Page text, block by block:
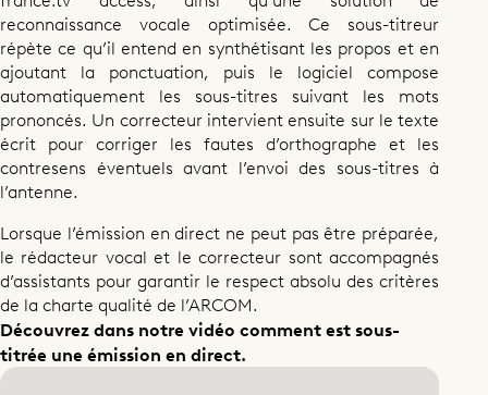
reconnaissance vocale optimisée. Ce sous-titreur
répète ce qu’il entend en synthétisant les propos et en
ajoutant la ponctuation, puis le logiciel compose
automatiquement les sous-titres suivant les mots
prononcés. Un correcteur intervient ensuite sur le texte
écrit pour corriger les fautes d’orthographe et les
contresens éventuels avant l’envoi des sous-titres à
l’antenne.
Lorsque l’émission en direct ne peut pas être préparée,
le rédacteur vocal et le correcteur sont accompagnés
d’assistants pour garantir le respect absolu des critères
de la charte qualité de l’ARCOM.
Découvrez dans notre vidéo comment est sous-
titrée une émission en direct.